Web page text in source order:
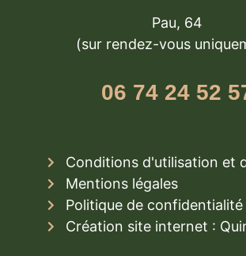
Pau, 64
(sur rendez-vous
06 74 24 52
Conditions d'utilisation et
Mentions légales
Politique de confidentialité
Création site internet :